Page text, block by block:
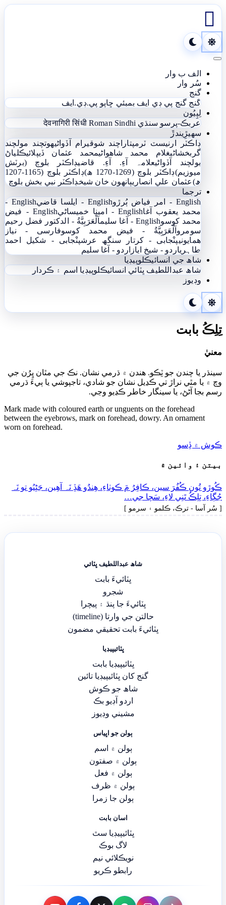

Toggle navigation
الف ب وار
سُر وار
گنج
گنج گنج پي ڊي ايف بمبئي ڇاپو پي.ڊي.ايف
لِپِيُون
عربڪ-پرسو سنڌي
देवनागिरी सिंधी Roman Sindhi
سھيڙِيندڙَ
ڊاڪٽر ارنيسٽ ٽرمپتاراچند شوقيرام آڏواڻيھوتچند مولچند
گربخشاڻيغلام محمد شاھواڻيمحمد عثمان ڏيپلائيڪلياڻ
بولچند آڏواڻيعلامہ آءِ. آءِ. قاضيڊاڪٽر بلوچ (برٽش
ميوزيم)ڊاڪٽر بلوچ (1269-1270 ھ)
ڊاڪٽر بلوچ (1165-1207
ھ)عثمان علي انصاريٻانهون خان شيخڊاڪٽر نبي بخش بلوچ
ترجما
English - امر فياض ٻُرڙو
English - ايلسا قاضي
English -
محمد يعقوب آغاEnglish - امينا خميساڻي
English - فيض
محمد کوسوEnglish - آغا سليم
اَلْعَرَبِيَّةُ - الدکتور فضل رحیم
سومرو اَلْعَرَبِيَّةُ - فيض محمد کوسوفارسی - نياز
ھمايونيپنْجابی - کرتار سنگھ عرشپنْجابی - شکیل احمد
طاہریاردو - شيخ اياز اردو - آغا سليم
شاھ جي انسائيڪلوپيڊيا
شاھ عبداللطيف ڀٽائي انسائيڪلوپيڊيا اسم ۽ ڪردار
وڊيوز
تِلِڪُ بابت
معنيٰ
سينڌر يا چندن جو ٽِڪو. هندن ۾ ڌرمي نشان. نڪ جي مٿان ڀِرُن جي
وچ ۾ يا مٿي نراڙ تي ڪڍيل نشان جو شادي، تاجپوشي يا ٻيءَ ڌرمي
رسم بجا آڻڻ، يا سينگار خاطر ڪڍيو وڃي.
Mark made with coloured earth or unguents on the forehead
between the eyebrows, mark on forehead, dowry. An ornament
worn on forehead.
ڪوش ۾ ڏِسو
بيتن ۽ وائين ۾
ڪُوڙو تُون ڪُفُرَ سين، ڪافِرُ مَ ڪوٺاءِ، ھِندُو ھَڏِ نَہ آھِين، جَڻِيُو تو نَہ
جُڳاءِ، تِلِڪُ تَنِي لاءِ، سَچا جي…
[ سُر آسا - ترڪ، ڪلمو ۽ سرمو ]
شاھ عبداللطيف ڀٽائي
ڀٽائيءَ بابت
شجرو
ڀٽائيءَ جا پنڌ ۽ پيچرا
حالتن جي وارتا (timeline)
ڀٽائيءَ بابت تحقيقي مضمون
ڀٽائيپيڊيا
ڀٽائيپيڊيا بابت
گنج کان ڀٽائيپيڊيا تائين
شاھ جو ڪوش
اردو آڊيو بڪ
مشيني وڊيوز
ٻولن جو اڀياس
ٻولن ۾ اسم
ٻولن ۾ صفتون
ٻولن ۾ فعل
ٻولن ۾ ظرف
ٻولن جا زمرا
اسان بابت
ڀٽائيپيڊيا سٿ
لاگ بوڪ
نويڪلائي نيم
رابطو ڪريو